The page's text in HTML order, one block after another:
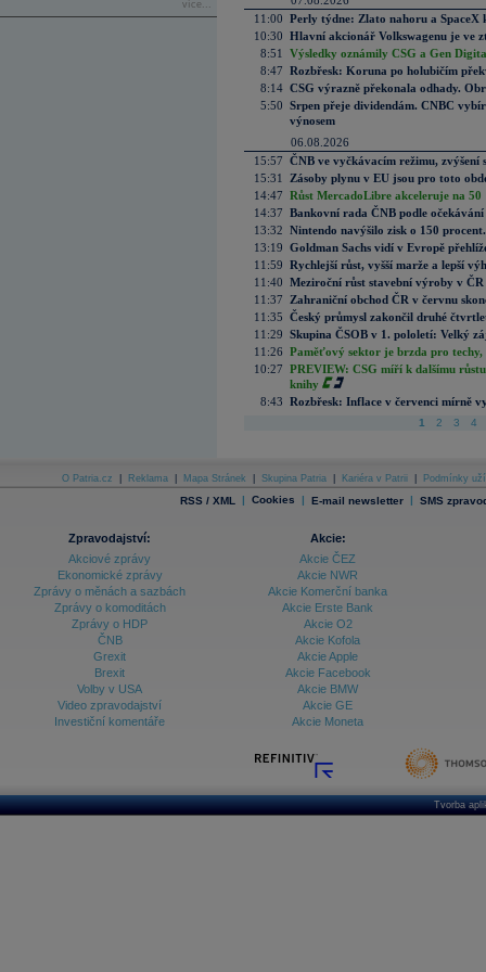
více...
11:00 Perly týdne: Zlato nahoru a SpaceX
10:30 Hlavní akcionář Volkswagenu je ve
8:51
Výsledky oznámily CSG a Gen
8:47 Rozbřesk: Koruna po holubičím
8:14 CSG výrazně překonala odhady.
5:50 Srpen přeje dividendám. CNBC
výnosem
06.08.2026
15:57 ČNB ve vyčkávacím režimu, zvýšení
15:31
Zásoby plynu v EU jsou pro toto
14:47 Růst MercadoLibre akceleruje na
14:37 Bankovní rada ČNB podle
13:32 Nintendo navýšilo zisk o 150
13:19 Goldman Sachs vidí v Evropě
11:59 Rychlejší růst, vyšší marže a lepší
11:40 Meziroční růst stavební výroby v
11:37
Zahraniční obchod ČR v červnu
11:35 Český průmysl zakončil druhé
11:29 Skupina ČSOB v 1. pololetí: Velký
11:26 Paměťový sektor je brzda pro techy,
10:27 PREVIEW: CSG míří k dalšímu
knihy
8:43 Rozbřesk: Inflace v červenci mírně
1 2 3 4
O Patria.cz Reklama Mapa Stránek Skupina Patria Kariéra v Patrii Podmínky
RSS / XML | Cookies | E-mail newsletter | SMS
Zpravodajství:
Akciové zprávy
Ekonomické zprávy
Zprávy o měnách a sazbách
Zprávy o komoditách
Zprávy o HDP
ČNB
Grexit
Brexit
Volby v USA
Video zpravodajství
Investiční komentáře
Akcie:
Akcie ČEZ
Akcie NWR
Akcie Komerční banka
Akcie Erste Bank
Akcie O2
Akcie Kofola
Akcie Apple
Akcie Facebook
Akcie BMW
Akcie GE
Akcie Moneta
Tvorba